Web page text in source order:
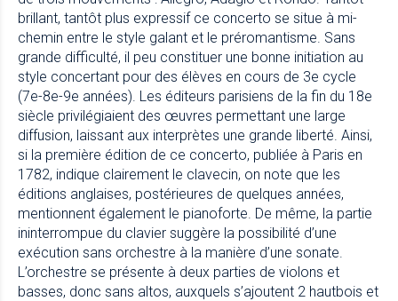
brillant, tantôt plus expressif ce concerto se situe à mi-
chemin entre le style galant et le préromantisme. Sans
grande difficulté, il peu constituer une bonne initiation au
style concertant pour des élèves en cours de 3e cycle
(7e-8e-9e années). Les éditeurs parisiens de la fin du 18e
siècle privilégiaient des œuvres permettant une large
diffusion, laissant aux interprètes une grande liberté. Ainsi,
si la première édition de ce concerto, publiée à Paris en
1782, indique clairement le clavecin, on note que les
éditions anglaises, postérieures de quelques années,
mentionnent également le pianoforte. De même, la partie
ininterrompue du clavier suggère la possibilité d’une
exécution sans orchestre à la manière d’une sonate.
L’orchestre se présente à deux parties de violons et
basses, donc sans altos, auxquels s’ajoutent 2 hautbois et